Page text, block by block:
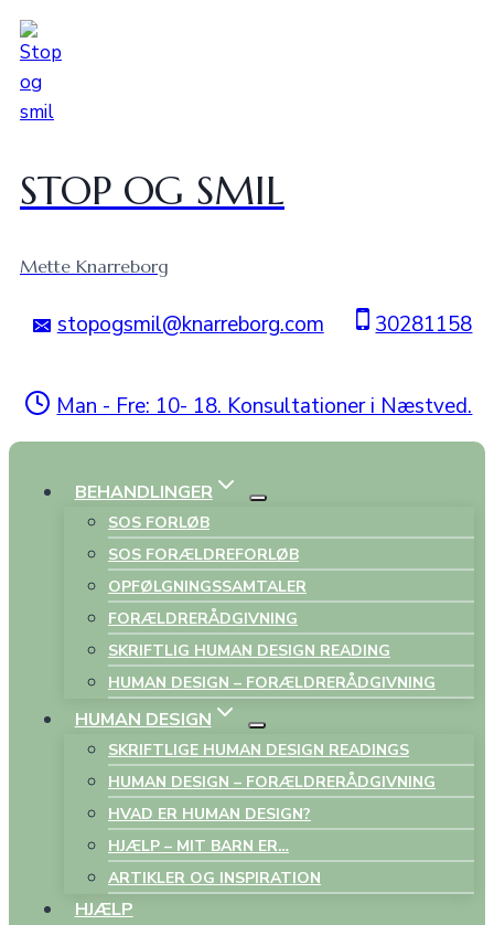
Fortsæt
til
indhold
STOP OG SMIL
Mette Knarreborg
30281158
stopogsmil@knarreborg.com
Man - Fre: 10- 18. Konsultationer i Næstved.
BEHANDLINGER
SOS FORLØB
SOS FORÆLDREFORLØB
OPFØLGNINGSSAMTALER
FORÆLDRERÅDGIVNING
SKRIFTLIG HUMAN DESIGN READING
HUMAN DESIGN – FORÆLDRERÅDGIVNING
HUMAN DESIGN
SKRIFTLIGE HUMAN DESIGN READINGS
HUMAN DESIGN – FORÆLDRERÅDGIVNING
HVAD ER HUMAN DESIGN?
HJÆLP – MIT BARN ER…
ARTIKLER OG INSPIRATION
HJÆLP